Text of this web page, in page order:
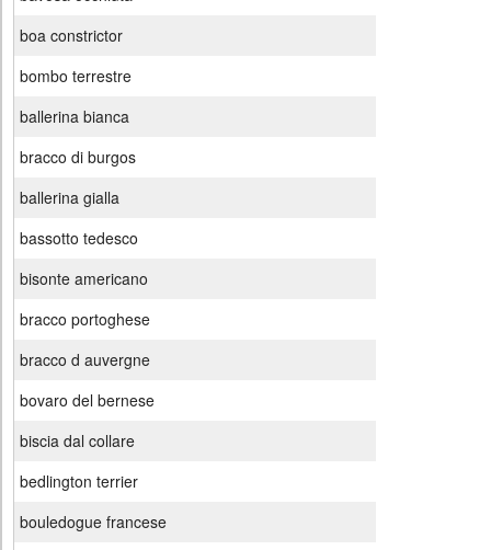
boa constrictor
bombo terrestre
ballerina bianca
bracco di burgos
ballerina gialla
bassotto tedesco
bisonte americano
bracco portoghese
bracco d auvergne
bovaro del bernese
biscia dal collare
bedlington terrier
bouledogue francese